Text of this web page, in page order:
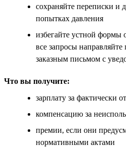
сохраняйте переписки и
попытках давления
избегайте устной формы
все запросы
заказным письмом с
Что вы получите:
зарплату за фактически
компенсацию за
премии, если они
нормативными актами